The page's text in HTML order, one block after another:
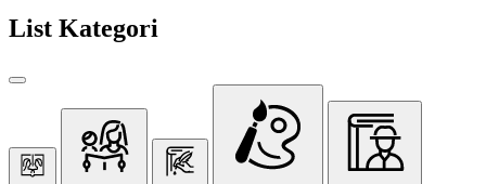
List Kategori